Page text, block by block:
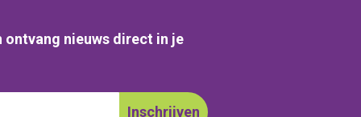
ontvang nieuws direct in je